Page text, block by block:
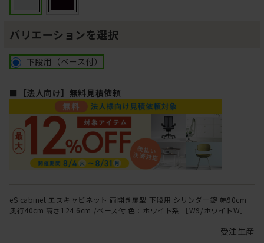
バリエーションを選択
下段用（ベース付）
■【法人向け】無料見積依頼
eS cabinet エスキャビネット 両開き扉型 下段用 シリンダー錠 幅90cm
奥行40cm 高さ124.6cm /ベース付 色：ホワイト系 ［W9/ホワイトW］
受注生産